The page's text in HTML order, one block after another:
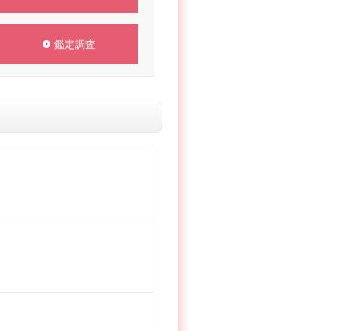
鑑定調査